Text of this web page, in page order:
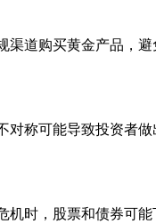
道购买黄金产品，
称可能导致投资者
时，股票和债券可